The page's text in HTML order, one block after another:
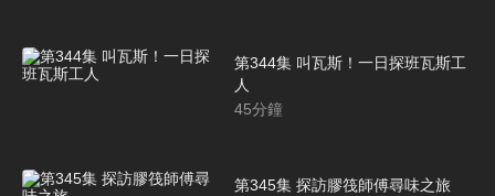
第344集 叫瓦斯！一日探班瓦斯工
人
45分鐘
第345集 探訪膠筏師傅尋味之旅